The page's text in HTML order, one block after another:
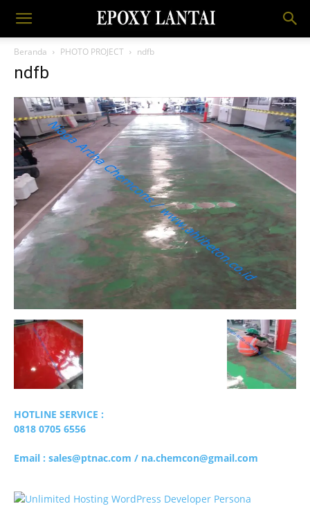
Beranda PHOTO PROJECT ndfb
ndfb
HOTLINE SERVICE :
0818 0705 6556
Email : sales@ptnac.com / na.chemcon@gmail.com